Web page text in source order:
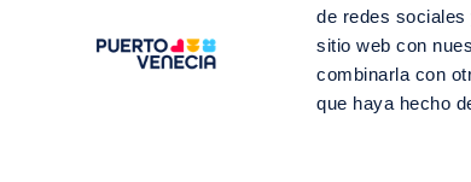
de redes
sitio web con
combinarla con
que haya hecho
Suscríbete